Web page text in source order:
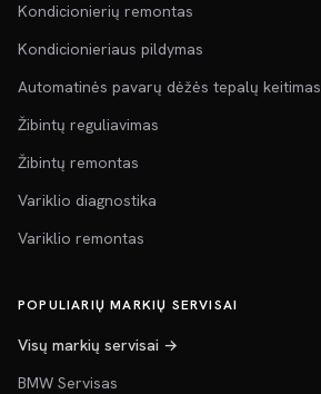
Kondicionierių remontas
Kondicionieriaus pildymas
Automatinės pavarų dėžės tepalų keitimas
Žibintų reguliavimas
Žibintų remontas
Variklio diagnostika
Variklio remontas
POPULIARIŲ MARKIŲ SERVISAI
Visų markių servisai →
BMW Servisas